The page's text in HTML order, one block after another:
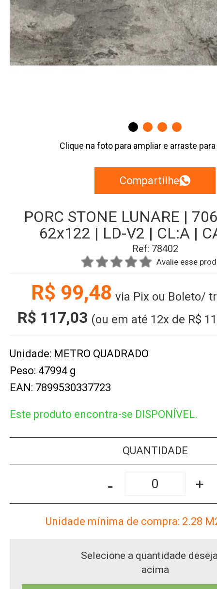
Clique na foto para ampliar e arraste
Compartilhe
PORC STONE LUNARE |
62x122 | LD-V2 | CL:A |
Ref: 78402
Avalie esse
R$ 99,48 via Pix ou Boleto/
R$ 117,03 (ou em até 12x de R$
Unidade: METRO QUADRADO
Peso: 47994 g
EAN: 7899530337723
Este produto encontra-se DISPONÍVEL.
QUANTIDADE
- +
Unidade mínima de compra: 2.28
Selecione a quantidade
acima